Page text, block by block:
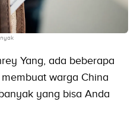
Yang, ada beberapa
warga China
yang bisa Anda